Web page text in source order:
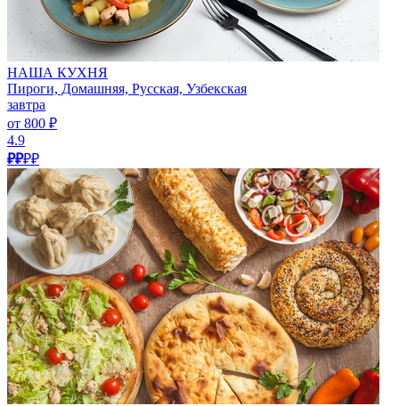
НАША КУХНЯ
Пироги, Домашняя, Русская, Узбекская
завтра
от 800 ₽
4.9
₽₽₽₽